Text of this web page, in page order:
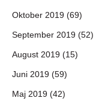
Oktober 2019 (69)
September 2019 (52)
August 2019 (15)
Juni 2019 (59)
Maj 2019 (42)